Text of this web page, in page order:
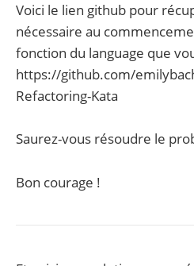
Voici le lien github pour
nécessaire au
fonction du language que
https://github.com/
Refactoring-Kata
Saurez-vous résoudre le
Bon courage !